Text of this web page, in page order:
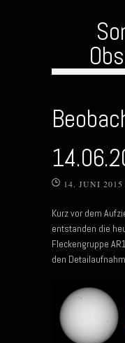
14. JUNI 2015
Kurz vor dem
entstanden die
Fleckengruppe
den